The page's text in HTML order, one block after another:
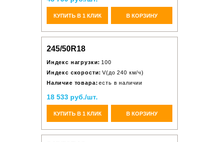
КУПИТЬ В 1 КЛИК В КОРЗИНУ
245/50R18
Индекс нагрузки: 100
Индекс скорости: V(до 240 км/ч)
Наличие товара: есть в наличии
18 533 руб./шт.
КУПИТЬ В 1 КЛИК В КОРЗИНУ